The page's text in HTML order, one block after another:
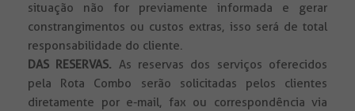
situação não for previamente informada e gerar
constrangimentos ou custos extras, isso será de total
responsabilidade do cliente.
DAS RESERVAS. As reservas dos serviços oferecidos
pela Rota Combo serão solicitadas pelos clientes
diretamente por e-mail, fax ou correspondência via